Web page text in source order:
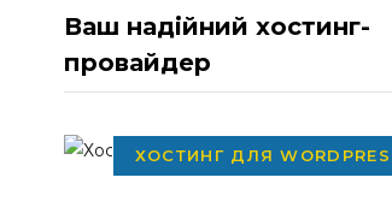
Ваш надійний хостинг-
провайдер
ХОСТИНГ ДЛЯ